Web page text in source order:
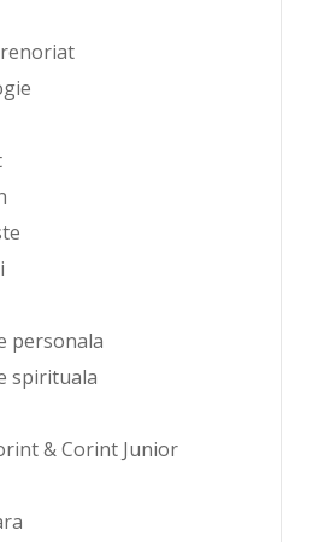
personala
spirituala
& Corint Junior